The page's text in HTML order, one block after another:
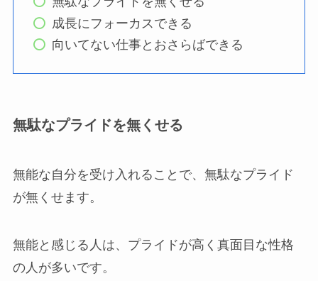
成長にフォーカスできる
向いてない仕事とおさらばできる
無駄なプライドを無くせる
無能な自分を受け入れることで、無駄なプライド
が無くせます。
無能と感じる人は、プライドが高く真面目な性格
の人が多いです。